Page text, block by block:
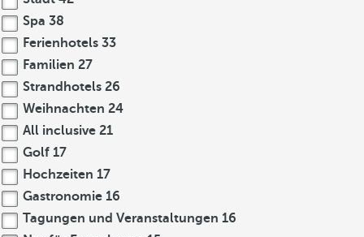
Spa 38
Ferienhotels 33
Familien 27
Strandhotels 26
Weihnachten 24
All inclusive 21
Golf 17
Hochzeiten 17
Gastronomie 16
Tagungen und Veranstaltungen 16